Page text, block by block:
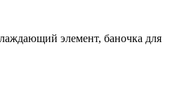
элемент, баночка для